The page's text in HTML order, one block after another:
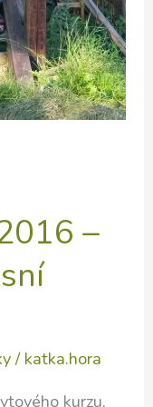
–
/ katka.hora
kurzu,